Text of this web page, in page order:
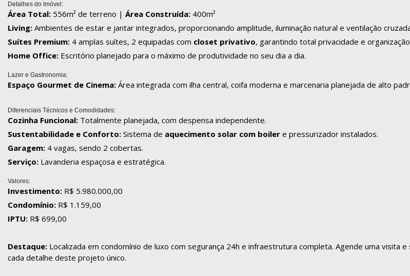
Detalhes do Imóvel:
Área Total: 556m² de terreno | Área Construída: 400m²
Living: Ambientes de estar e jantar integrados, proporcionando amplitude, iluminação natural e ventilação
Suítes Premium: 4 amplas suítes, 2 equipadas com closet privativo, garantindo total privacidade e
Home Office: Escritório planejado para o máximo de produtividade no seu dia a dia.
Lazer e Gastronomia:
Espaço Gourmet de Cinema: Área integrada com ilha central, coifa moderna e marcenaria planejada de alto
Diferenciais Técnicos e Comodidades:
Cozinha Funcional: Totalmente planejada, com despensa independente.
Sustentabilidade e Conforto: Sistema de aquecimento solar com boiler e pressurizador instalados.
Garagem: 4 vagas, sendo 2 cobertas.
Serviço: Lavanderia espaçosa e estratégica.
Valores:
Investimento: R$ 5.980.000,00
Condomínio: R$ 1.159,00
IPTU: R$ 699,00
Destaque: Localizada em condomínio de luxo com segurança 24h e infraestrutura completa. Agende uma visita
cada detalhe deste projeto único.